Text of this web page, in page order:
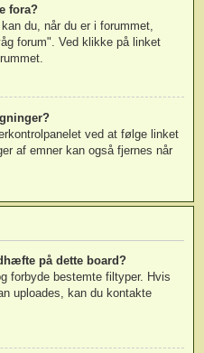
fora?
du, når du er i forummet,
forum". Ved klikke på linket
ved at følge linket
af emner kan også fjernes når
på dette board?
forbyde bestemte filtyper. Hvis
uploades, kan du kontakte